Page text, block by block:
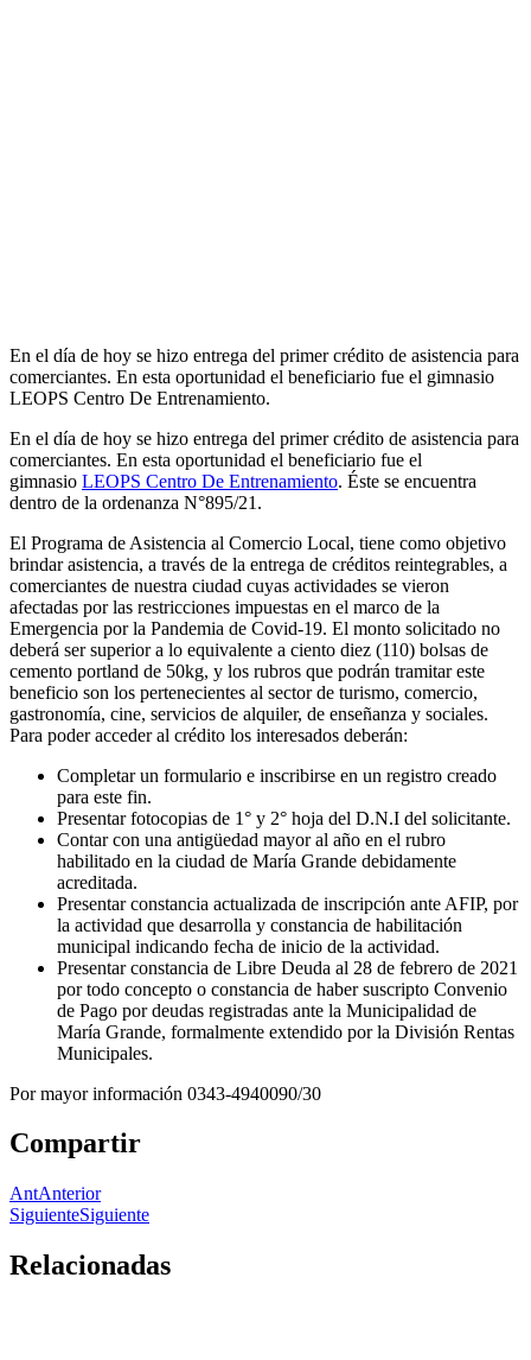
En el día de hoy se hizo entrega del primer crédito de asistencia para
comerciantes. En esta oportunidad el beneficiario fue el gimnasio
LEOPS Centro De Entrenamiento.
En el día de hoy se hizo entrega del primer crédito de asistencia para
comerciantes. En esta oportunidad el beneficiario fue el
gimnasio LEOPS Centro De Entrenamiento. Éste se encuentra
dentro de la ordenanza N°895/21.
El Programa de Asistencia al Comercio Local, tiene como objetivo
brindar asistencia, a través de la entrega de créditos reintegrables, a
comerciantes de nuestra ciudad cuyas actividades se vieron
afectadas por las restricciones impuestas en el marco de la
Emergencia por la Pandemia de Covid-19. El monto solicitado no
deberá ser superior a lo equivalente a ciento diez (110) bolsas de
cemento portland de 50kg, y los rubros que podrán tramitar este
beneficio son los pertenecientes al sector de turismo, comercio,
gastronomía, cine, servicios de alquiler, de enseñanza y sociales.
Para poder acceder al crédito los interesados deberán:
Completar un formulario e inscribirse en un registro creado
para este fin.
Presentar fotocopias de 1° y 2° hoja del D.N.I del solicitante.
Contar con una antigüedad mayor al año en el rubro
habilitado en la ciudad de María Grande debidamente
acreditada.
Presentar constancia actualizada de inscripción ante AFIP, por
la actividad que desarrolla y constancia de habilitación
municipal indicando fecha de inicio de la actividad.
Presentar constancia de Libre Deuda al 28 de febrero de 2021
por todo concepto o constancia de haber suscripto Convenio
de Pago por deudas registradas ante la Municipalidad de
María Grande, formalmente extendido por la División Rentas
Municipales.
Por mayor información 0343-4940090/30
Compartir
AntAnterior
SiguienteSiguiente
Relacionadas